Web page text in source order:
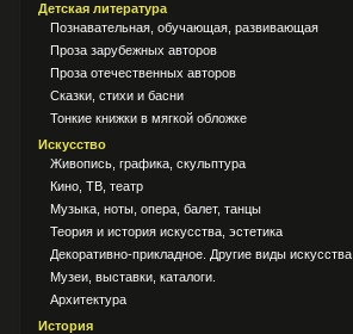
Детская литература
Познавательная, обучающая, развивающая
Проза зарубежных авторов
Проза отечественных авторов
Сказки, стихи и басни
Тонкие книжки в мягкой обложке
Искусство
Живопись, графика, скульптура
Кино, ТВ, театр
Музыка, ноты, опера, балет, танцы
Теория и история искусства, эстетика
Декоративно-прикладное. Другие виды искусства
Музеи, выставки, каталоги.
Архитектура
История